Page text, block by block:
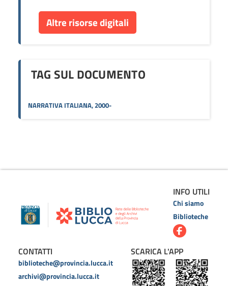
Altre risorse digitali
TAG SUL DOCUMENTO
NARRATIVA ITALIANA, 2000-
INFO UTILI
Chi siamo
Biblioteche
CONTATTI
biblioteche@provincia.lucca.it
archivi@provincia.lucca.it
SCARICA L'APP